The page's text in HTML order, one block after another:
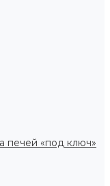
печей «под ключ»